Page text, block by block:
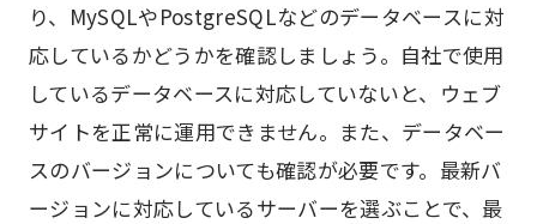
り、MySQLやPostgreSQLなどのデータベースに対
応しているかどうかを確認しましょう。自社で使用
しているデータベースに対応していないと、ウェブ
サイトを正常に運用できません。また、データベー
スのバージョンについても確認が必要です。最新バ
ージョンに対応しているサーバーを選ぶことで、最